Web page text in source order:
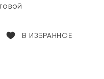
В ИЗБРАННОЕ